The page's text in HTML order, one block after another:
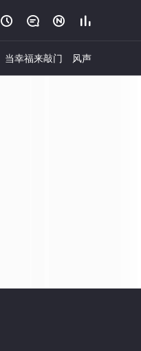
   
当幸福来敲门 风声